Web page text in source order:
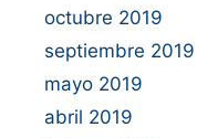
octubre 2019
septiembre 2019
mayo 2019
abril 2019